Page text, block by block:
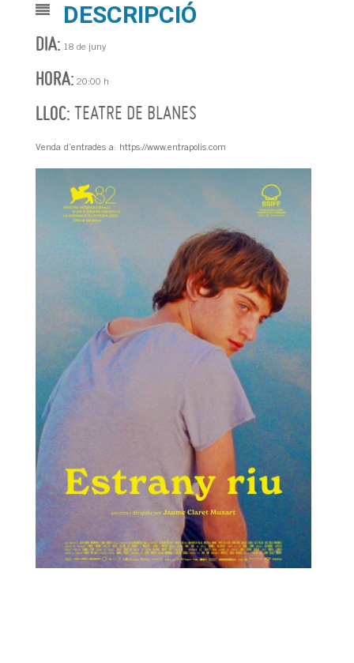
DESCRIPCIÓ
DIA: 18 de juny
HORA: 20:00 h
LLOC: TEATRE DE BLANES
Venda d’entrades a: https://www.entrapolis.com